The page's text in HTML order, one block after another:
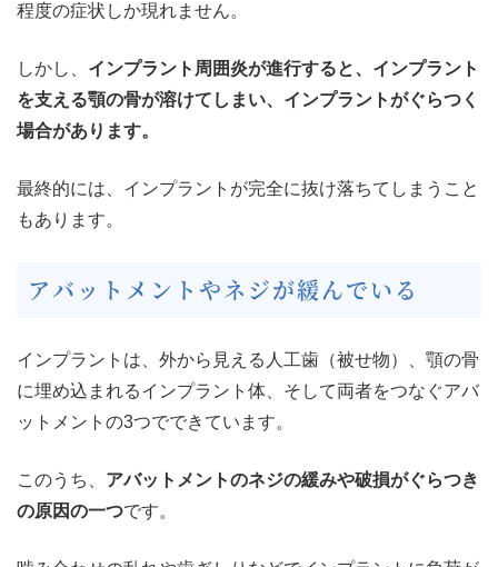
程度の症状しか現れません。
しかし、 インプラント周囲炎が進行すると、インプラント
を支える顎の骨が溶けてしまい、インプラントがぐらつく
場合があります。
最終的には、インプラントが完全に抜け落ちてしまうこと
もあります。
アバットメントやネジが緩んでいる
インプラントは、外から見える人工歯（被せ物）、顎の骨
に埋め込まれるインプラント体、そして両者をつなぐアバ
ットメントの3つでできています。
このうち、 アバットメントのネジの緩みや破損がぐらつき
の原因の一つです。